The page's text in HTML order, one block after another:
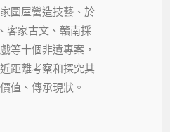
圍屋營造技藝、於
客家古文、贛南採
等十個非遺專案，
距離考察和探究其
值、傳承現狀。